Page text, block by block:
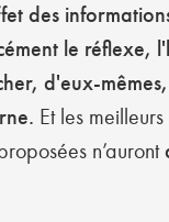
des
le réflexe,
d'eux-
Et les
n’auront